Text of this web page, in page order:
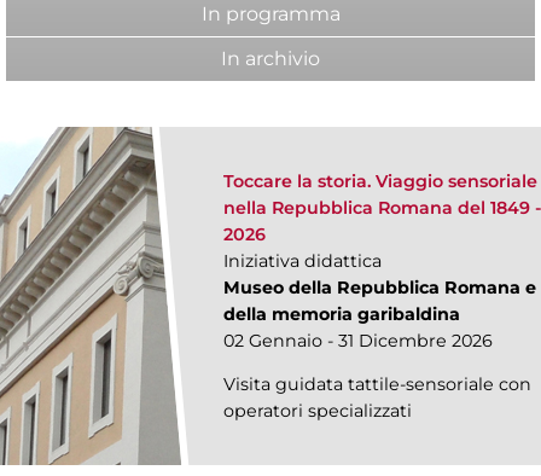
In programma
In archivio
Toccare la storia. Viaggio sensoriale
nella Repubblica Romana del 1849 -
2026
Iniziativa didattica
Museo della Repubblica Romana e
della memoria garibaldina
02 Gennaio - 31 Dicembre 2026
Visita guidata tattile-sensoriale con
operatori specializzati